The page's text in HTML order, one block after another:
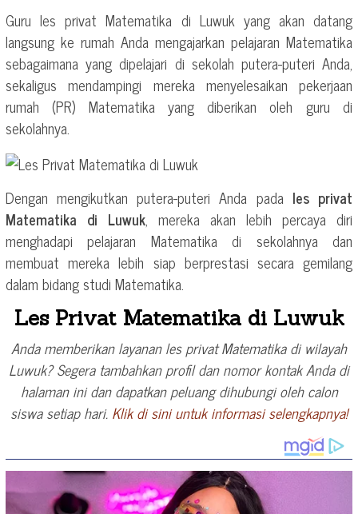
Guru les privat Matematika di Luwuk yang akan datang
langsung ke rumah Anda mengajarkan pelajaran Matematika
sebagaimana yang dipelajari di sekolah putera-puteri Anda,
sekaligus mendampingi mereka menyelesaikan pekerjaan
rumah (PR) Matematika yang diberikan oleh guru di
sekolahnya.
Dengan mengikutkan putera-puteri Anda pada les privat
Matematika di Luwuk, mereka akan lebih percaya diri
menghadapi pelajaran Matematika di sekolahnya dan
membuat mereka lebih siap berprestasi secara gemilang
dalam bidang studi Matematika.
Les Privat Matematika di Luwuk
Anda memberikan layanan les privat Matematika di wilayah
Luwuk? Segera tambahkan profil dan nomor kontak Anda di
halaman ini dan dapatkan peluang dihubungi oleh calon
siswa setiap hari. Klik di sini untuk informasi selengkapnya!